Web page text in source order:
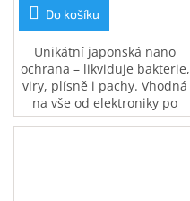
Do košíku
Unikátní japonská nano
ochrana – likviduje bakterie,
viry, plísně i pachy. Vhodná
na vše od elektroniky po
koupelny, kuchyně či